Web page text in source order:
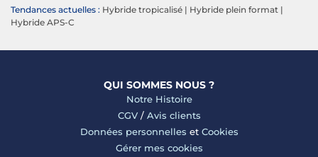
Tendances actuelles : Hybride tropicalisé | Hybride plein format |
Hybride APS-C
QUI SOMMES NOUS ?
Notre Histoire
CGV/ Avis clients
Données personnelles et Cookies
Gérer mes cookies